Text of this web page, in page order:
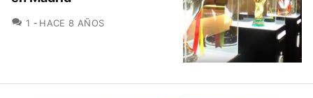
1 COMENTARIOS
HACE 8 AÑOS